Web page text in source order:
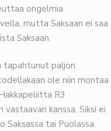
ongelmia
mutta Saksaan ei saa
Saksaan.
tapahtunut paljon
ole niin montaa
R3
kanssa. Siksi ei
tai Puolassa.